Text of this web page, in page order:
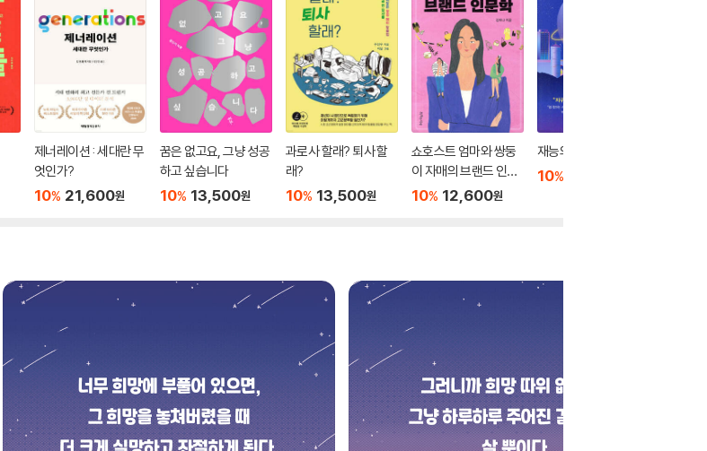
제너레이션 : 세대란 무
엇인가?
10% 21,600원
꿈은 없고요, 그냥 성공
하고 싶습니다
10% 13,500원
과로사 할래? 퇴사 할
래?
10% 13,500원
쇼호스트 엄마와 쌍둥
이 자매의 브랜드 인문
학
10% 12,600원
재능의 불시착
10%